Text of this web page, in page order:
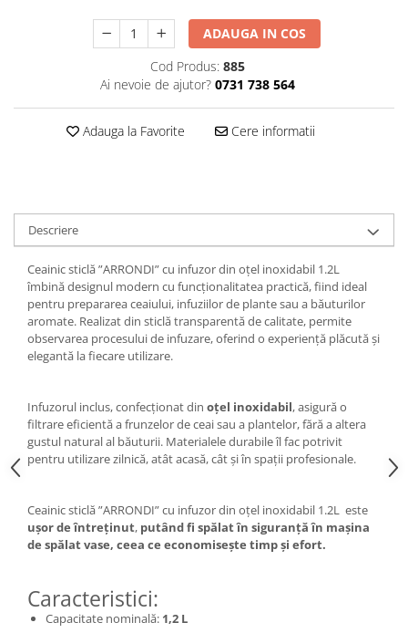
ADAUGA IN COS
Cod Produs: 885
Ai nevoie de ajutor? 0731 738 564
Adauga la Favorite Cere informatii
Descriere
Ceainic sticlă ”ARRONDI” cu infuzor din oțel inoxidabil 1.2L
îmbină designul modern cu funcționalitatea practică, fiind ideal
pentru prepararea ceaiului, infuziilor de plante sau a băuturilor
aromate. Realizat din sticlă transparentă de calitate, permite
observarea procesului de infuzare, oferind o experiență plăcută și
elegantă la fiecare utilizare.
Infuzorul inclus, confecționat din oțel inoxidabil, asigură o
filtrare eficientă a frunzelor de ceai sau a plantelor, fără a altera
gustul natural al băuturii. Materialele durabile îl fac potrivit
pentru utilizare zilnică, atât acasă, cât și în spații profesionale.
Ceainic sticlă ”ARRONDI” cu infuzor din oțel inoxidabil 1.2L este
ușor de întreținut, putând fi spălat în siguranță în mașina
de spălat vase, ceea ce economisește timp și efort.
Caracteristici:
Capacitate nominală: 1,2 L